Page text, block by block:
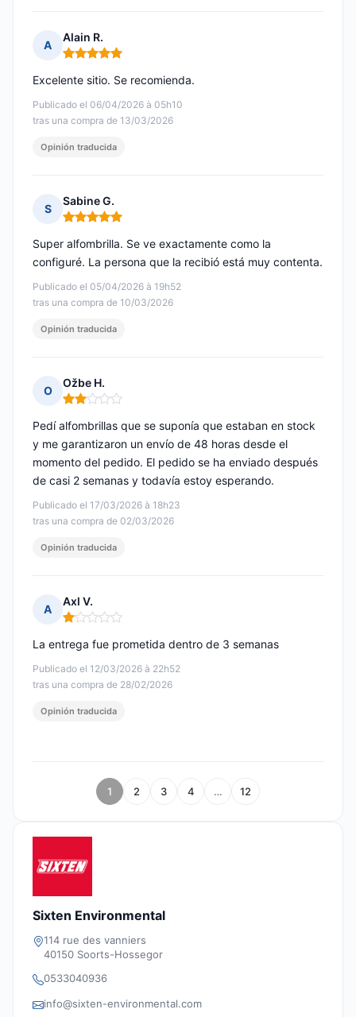
A
Alain R.
Nota: 5 de 5
Publicado el 06/04/2026 à 05h10
tras una compra de 13/03/2026
Excelente sitio. Se recomienda.
Opinión traducida
S
Sabine G.
Nota: 5 de 5
Publicado el 05/04/2026 à 19h52
tras una compra de 10/03/2026
Super alfombrilla. Se ve exactamente como la
configuré. La persona que la recibió está muy contenta.
Opinión traducida
O
Ožbe H.
Nota: 2 de 5
Publicado el 17/03/2026 à 18h23
tras una compra de 02/03/2026
Pedí alfombrillas que se suponía que estaban en stock
y me garantizaron un envío de 48 horas desde el
momento del pedido. El pedido se ha enviado después
de casi 2 semanas y todavía estoy esperando.
Opinión traducida
A
Axl V.
Nota: 1 de 5
Publicado el 12/03/2026 à 22h52
tras una compra de 28/02/2026
La entrega fue prometida dentro de 3 semanas
Opinión traducida
1 2 3 4 … 12
Sixten Environmental
114 rue des vanniers
40150 Soorts-Hossegor
0533040936
info@sixten-environmental.com